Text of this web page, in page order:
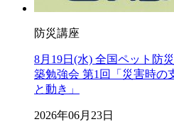
防災講座
8月19日(水) 全国ペット防
築勉強会 第1回「災害時の
と動き」
2026年06月23日